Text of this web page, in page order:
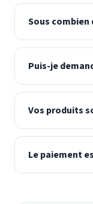
Sous combien
Puis-je
Vos produits
Le paiement